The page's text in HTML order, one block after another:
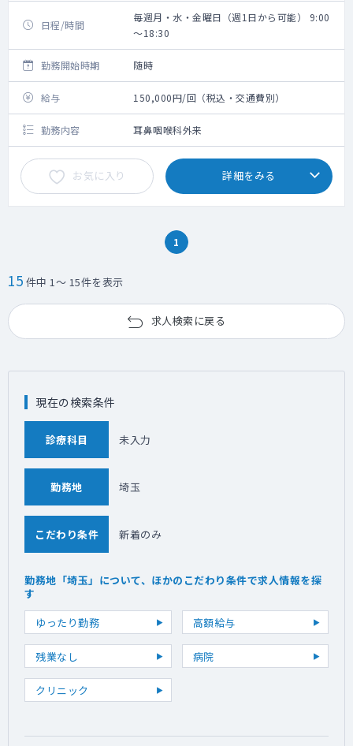
日程/時間
毎週月・水・金曜日（週1日から可能） 9:00
～18:30
勤務開始時期 随時
給与 150,000円/回（税込・交通費別）
勤務内容 耳鼻咽喉科外来
お気に入り 詳細をみる
1
15 件中 1～ 15件を表示
求人検索に戻る
現在の検索条件
診療科目 未入力
勤務地 埼玉
こだわり条件 新着のみ
勤務地「埼玉」について、ほかのこだわり条件で求人情報を探
す
ゆったり勤務
高額給与
残業なし 病院
クリニック